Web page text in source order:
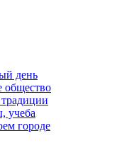
день
общество
учеба
городе